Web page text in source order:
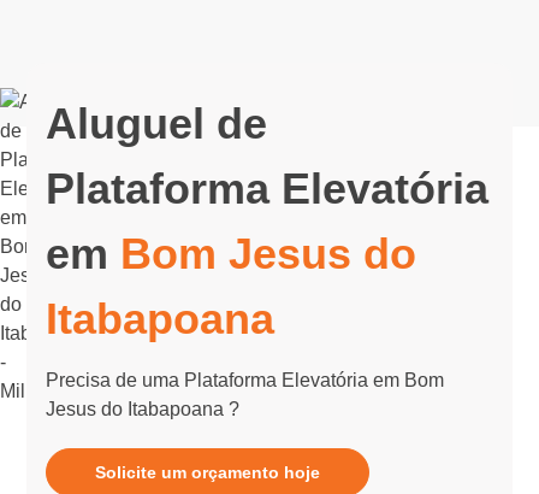
Aluguel de
Plataforma Elevatória
em Bom Jesus do
Itabapoana
Precisa de uma Plataforma Elevatória em Bom
Jesus do Itabapoana ?
Solicite um orçamento hoje